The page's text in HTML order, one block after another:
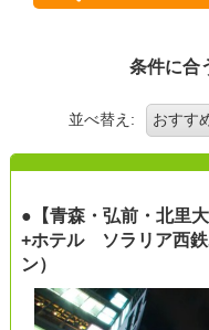
条件に合
並べ替え:
●【青森・弘前・北里
+ホテル ソラリア西鉄
ン）